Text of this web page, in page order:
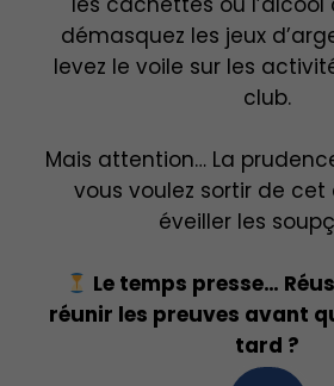
démasquez les jeux
levez le voile sur les
club.
Mais attention… La
vous voulez sortir de cet
éveiller les
Le temps presse…
réunir les preuves avant
tard ?